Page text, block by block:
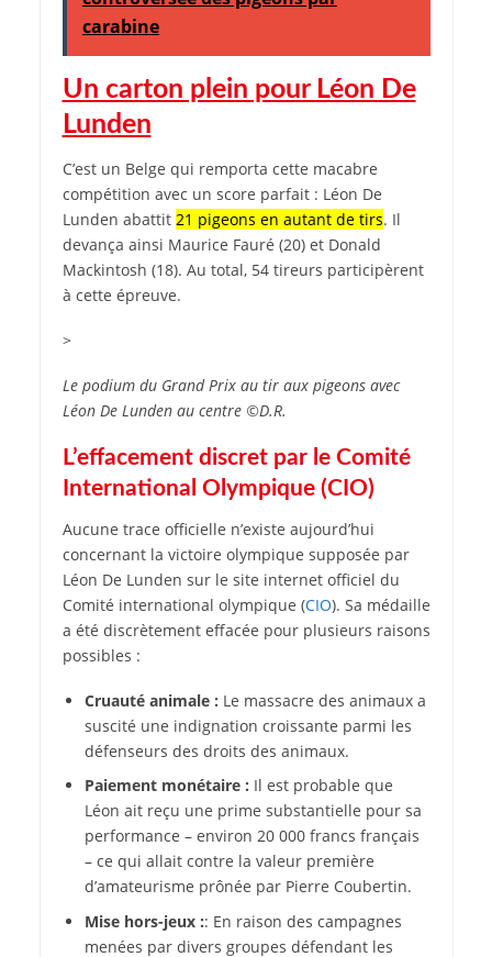
carabine
Un carton plein pour Léon De
Lunden
C’est un Belge qui remporta cette macabre
compétition avec un score parfait : Léon De
Lunden abattit 21 pigeons en autant de tirs. Il
devança ainsi Maurice Fauré (20) et Donald
Mackintosh (18). Au total, 54 tireurs participèrent
à cette épreuve.
>
Le podium du Grand Prix au tir aux pigeons avec
Léon De Lunden au centre ©D.R.
L’effacement discret par le Comité
International Olympique (CIO)
Aucune trace officielle n’existe aujourd’hui
concernant la victoire olympique supposée par
Léon De Lunden sur le site internet officiel du
Comité international olympique (CIO). Sa médaille
a été discrètement effacée pour plusieurs raisons
possibles :
Cruauté animale : Le massacre des animaux a
suscité une indignation croissante parmi les
défenseurs des droits des animaux.
Paiement monétaire : Il est probable que
Léon ait reçu une prime substantielle pour sa
performance – environ 20 000 francs français
– ce qui allait contre la valeur première
d’amateurisme prônée par Pierre Coubertin.
Mise hors-jeux :: En raison des campagnes
menées par divers groupes défendant les